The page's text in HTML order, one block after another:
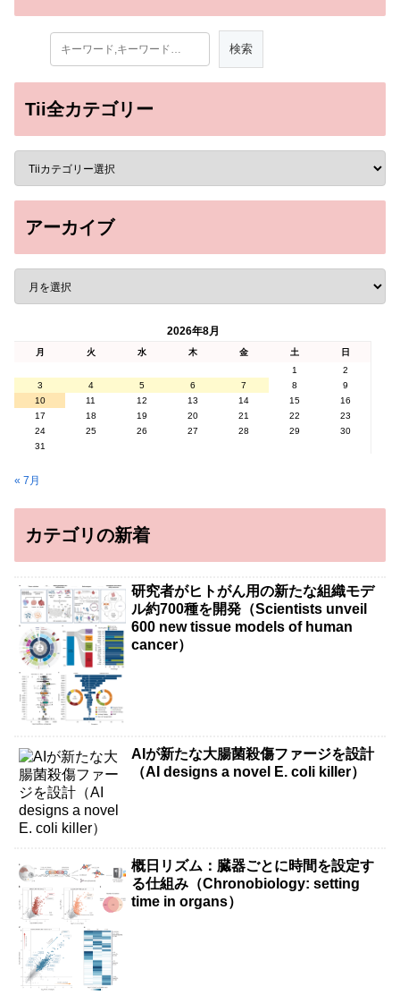
Tii全カテゴリー
アーカイブ
2026年8月
月 火 水 木 金 土
日
1
2
3
4 5 6 7 8
9
10
11 12 13 14 15
16
17
18 19 20 21 22
23
24
25 26 27 28 29
30
31
« 7月
カテゴリの新着
研究者がヒトがん用の新たな組織モデ
ル約700種を開発（Scientists unveil
600 new tissue models of human
cancer）
AIが新たな大腸菌殺傷ファージを設計
（AI designs a novel E. coli killer）
概日リズム：臓器ごとに時間を設定す
る仕組み（Chronobiology: setting
time in organs）